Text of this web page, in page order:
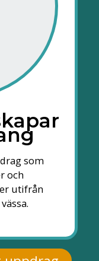
som
och
utifrån